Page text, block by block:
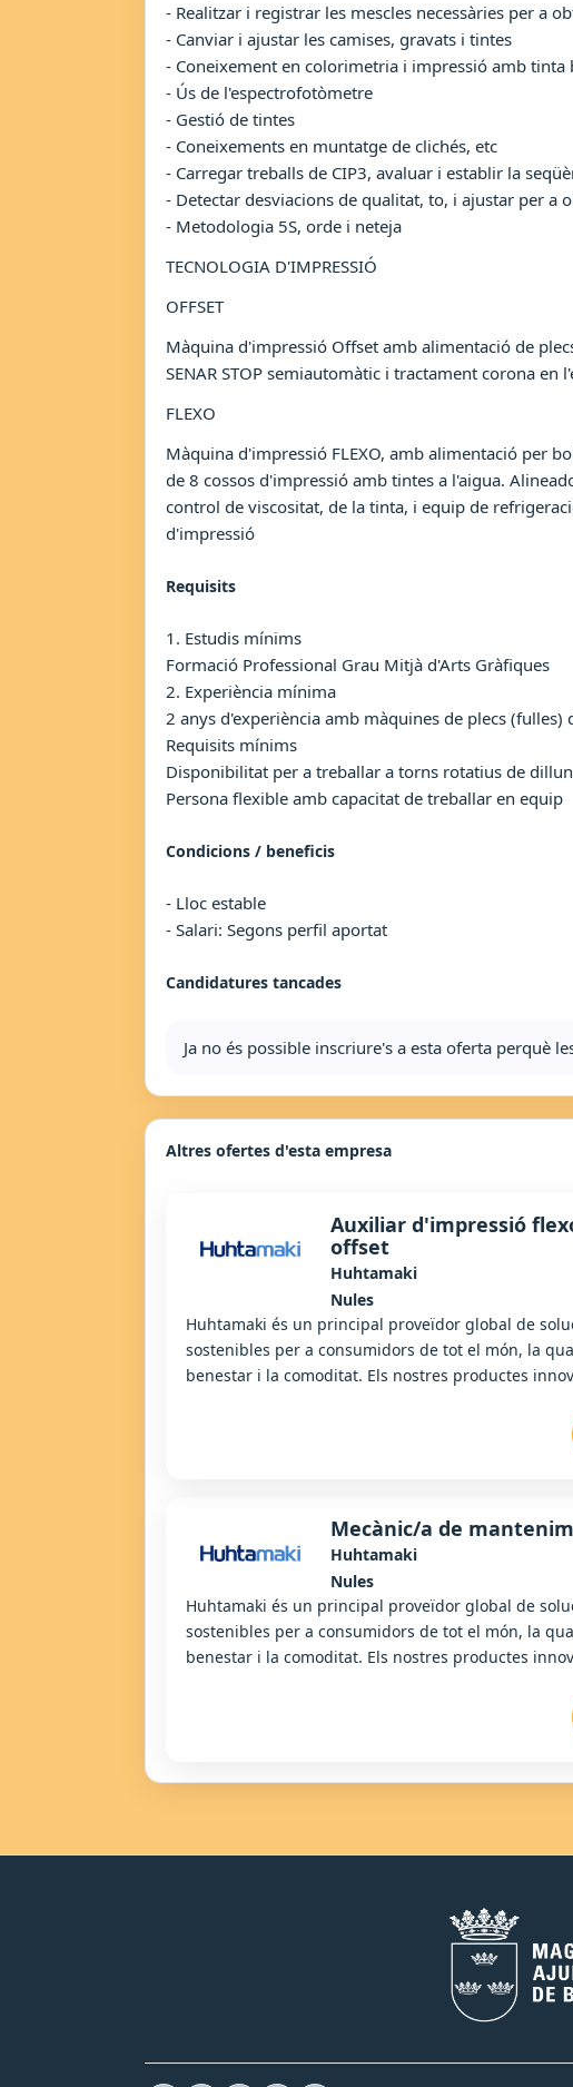
- Realitzar i registrar les mescles necessàries per a
- Canviar i ajustar les camises, gravats i tintes
- Coneixement en colorimetria i impressió amb tinta
- Ús de l'espectrofotòmetre
- Gestió de tintes
- Coneixements en muntatge de clichés, etc
- Carregar treballs de CIP3, avaluar i establir la
- Detectar desviacions de qualitat, to, i ajustar per a
- Metodologia 5S, orde i neteja
TECNOLOGIA D'IMPRESSIÓ
OFFSET
Màquina d'impressió Offset amb alimentació de
SENAR STOP semiautomàtic i tractament corona en
FLEXO
Màquina d'impressió FLEXO, amb alimentació per
de 8 cossos d'impressió amb tintes a l'aigua.
control de viscositat, de la tinta, i equip de
d'impressió
Requisits
1. Estudis mínims
Formació Professional Grau Mitjà d'Arts Gràfiques
2. Experiència mínima
2 anys d'experiència amb màquines de plecs
Requisits mínims
Disponibilitat per a treballar a torns rotatius de
Persona flexible amb capacitat de treballar en equip
Condicions / beneficis
- Lloc estable
- Salari: Segons perfil aportat
Candidatures tancades
Ja no és possible inscriure's a esta oferta perquè
Altres ofertes d'esta empresa
Auxiliar d'impressió
offset
Huhtamaki
Nules
Huhtamaki és un principal proveïdor global de
sostenibles per a consumidors de tot el món, la
benestar i la comoditat. Els nostres productes
Mecànic/a de
Huhtamaki
Nules
Huhtamaki és un principal proveïdor global de
sostenibles per a consumidors de tot el món, la
benestar i la comoditat. Els nostres productes